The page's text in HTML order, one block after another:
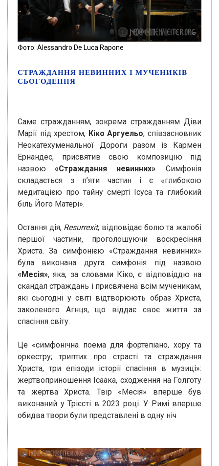
Фото: Alessandro De Luca Rapone
СТРАЖДАННЯ НЕВИННИХ І МУЧЕНИКІВ
СЬОГОДЕННЯ
Саме стражданням, зокрема стражданням Діви
Марії під хрестом, Кіко Аргуельо, співзасновник
Неокатехуменальної Дороги разом із Кармен
Ернандес, присвятив свою композицію під
назвою«Страждання невинних». Симфонія
складається з п’яти частин і є «глибокою
медитацією про тайну смерті Ісуса та глибокий
біль Його Матері».
Остання дія, Resurrexit, відповідає болю та жалобі
першої частини, проголошуючи воскресіння
Христа. За симфонією «Страждання невинних»
була виконана друга симфонія під назвою
«Месія», яка, за словами Кіко, є відповіддю на
скандал страждань і присвячена всім мученикам,
які сьогодні у світі відтворюють образ Христа,
заколеного Агнця, що віддає своє життя за
спасіння світу.
Це «симфонічна поема для фортепіано, хору та
оркестру; триптих про страсті та страждання
Христа, три епізоди історії спасіння в музиці»:
жертвоприношення Ісаака, сходження на Голготу
та жертва Христа. Твір «Месія» вперше був
виконаний у Трієсті в 2023 році. У Римі вперше
обидва твори були представлені в одну ніч